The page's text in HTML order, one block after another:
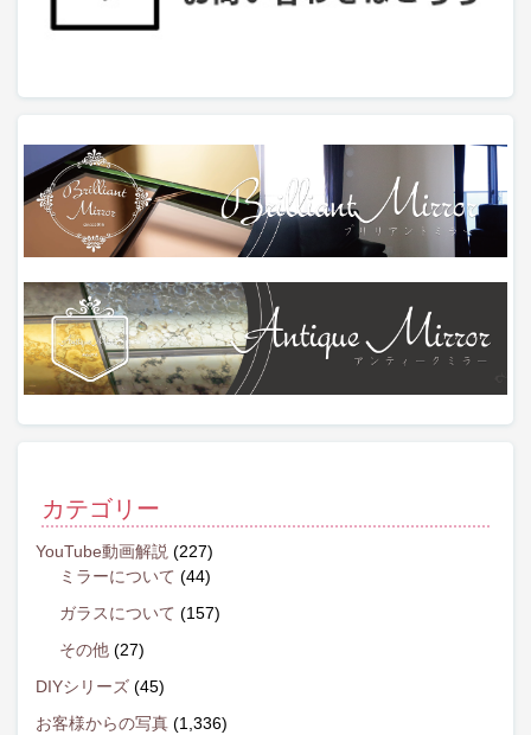
カテゴリー
YouTube動画解説 (227)
ミラーについて (44)
ガラスについて (157)
その他 (27)
DIYシリーズ (45)
お客様からの写真 (1,336)